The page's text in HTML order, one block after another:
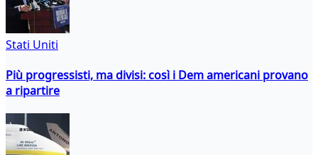
Stati Uniti
Più progressisti, ma divisi: così i Dem americani provano
a ripartire